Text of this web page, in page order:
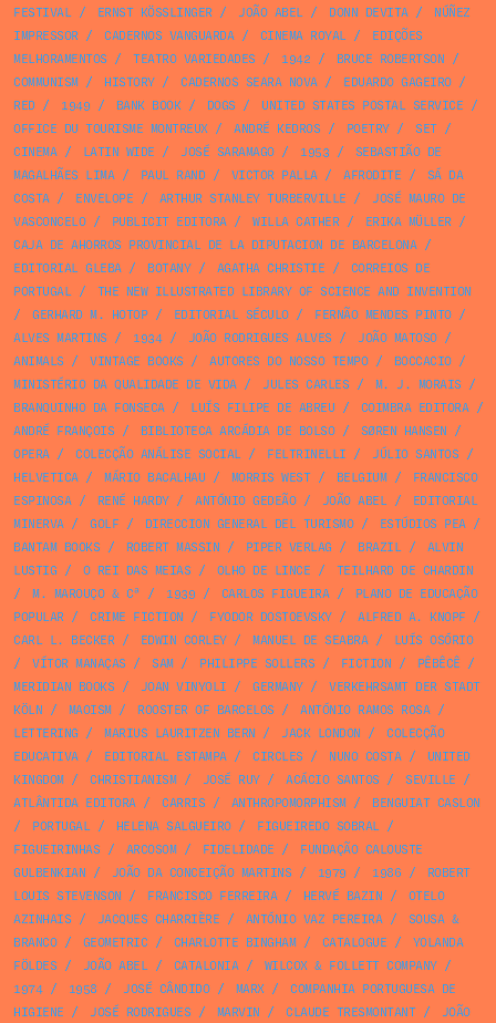
FESTIVAL/ ERNST KÖSSLINGER / JOÃO ABEL/ DONN DEVITA/
NÚÑEZ
IMPRESSOR/ CADERNOS VANGUARDA/ CINEMA ROYAL/
EDIÇÕES
MELHORAMENTOS / TEATRO VARIEDADES / 1942 / BRUCE ROBERTSON /
COMMUNISM/ HISTORY/ CADERNOS SEARA NOVA/ EDUARDO GAGEIRO/
RED/ 1949 / BANK BOOK/ DOGS / UNITED STATES POSTAL SERVICE /
OFFICE DU TOURISME MONTREUX/ ANDRÉ KEDROS / POETRY/ SET/
CINEMA/ LATIN WIDE / JOSÉ SARAMAGO/ 1953 /
SEBASTIÃO DE
MAGALHÃES LIMA/ PAUL RAND/ VICTOR PALLA/ AFRODITE /
SÁ DA
COSTA/ ENVELOPE / ARTHUR STANLEY TURBERVILLE /
JOSÉ MAURO DE
VASCONCELO/ PUBLICIT EDITORA/ WILLA CATHER/ ERIKA MÜLLER/
CAJA DE AHORROS PROVINCIAL DE LA DIPUTACION DE BARCELONA/
EDITORIAL GLEBA/ BOTANY/ AGATHA CHRISTIE /
CORREIOS DE
PORTUGAL/
THE NEW ILLUSTRATED LIBRARY OF SCIENCE AND INVENTION
/
GERHARD M. HOTOP/ EDITORIAL SÉCULO/ FERNÃO MENDES PINTO/
ALVES MARTINS / 1934/ JOÃO RODRIGUES ALVES / JOÃO MATOSO/
ANIMALS / VINTAGE BOOKS / AUTORES DO NOSSO TEMPO/ BOCCACIO/
MINISTÉRIO DA QUALIDADE DE VIDA/ JULES CARLES / M. J. MORAIS /
BRANQUINHO DA FONSECA/ LUÍS FILIPE DE ABREU / COIMBRA EDITORA/
ANDRÉ FRANÇOIS / BIBLIOTECA ARCÁDIA DE BOLSO/ SØREN HANSEN /
OPERA/ COLECÇÃO ANÁLISE SOCIAL/ FELTRINELLI / JÚLIO SANTOS /
HELVETICA/ MÁRIO BACALHAU / MORRIS WEST/ BELGIUM/
FRANCISCO
ESPINOSA/ RENÉ HARDY/ ANTÓNIO GEDEÃO/ JOÃO ABEL/
EDITORIAL
MINERVA/ GOLF / DIRECCION GENERAL DEL TURISMO/ ESTÚDIOS PEA/
BANTAM BOOKS / ROBERT MASSIN / PIPER VERLAG / BRAZIL/
ALVIN
LUSTIG / O REI DAS MEIAS / OLHO DE LINCE /
TEILHARD DE CHARDIN
/
M. MAROUÇO & Cª / 1939 / CARLOS FIGUEIRA/
PLANO DE EDUCAÇÃO
POPULAR/ CRIME FICTION / FYODOR DOSTOEVSKY/ ALFRED A. KNOPF /
CARL L. BECKER/ EDWIN CORLEY/ MANUEL DE SEABRA/
LUÍS OSÓRIO
/
VÍTOR MANAÇAS / SAM/ PHILIPPE SOLLERS / FICTION / PÊBÊCÊ /
MERIDIAN BOOKS / JOAN VINYOLI / GERMANY/
VERKEHRSAMT DER STADT
KÖLN / MAOISM/ ROOSTER OF BARCELOS / ANTÓNIO RAMOS ROSA/
LETTERING / MARIUS LAURITZEN BERN / JACK LONDON /
COLECÇÃO
EDUCATIVA/ EDITORIAL ESTAMPA/ CIRCLES / NUNO COSTA/
UNITED
KINGDOM/ CHRISTIANISM/ JOSÉ RUY/ ACÁCIO SANTOS / SEVILLE /
ATLÂNTIDA EDITORA/ CARRIS / ANTHROPOMORPHISM/
BENGUIAT CASLON
/
PORTUGAL/ HELENA SALGUEIRO/ FIGUEIREDO SOBRAL/
FIGUEIRINHAS / ARCOSOM/ FIDELIDADE /
FUNDAÇÃO CALOUSTE
GULBENKIAN / JOÃO DA CONCEIÇÃO MARTINS / 1979 / 1986 /
ROBERT
LOUIS STEVENSON / FRANCISCO FERREIRA/ HERVÉ BAZIN /
OTELO
AZINHAIS / JACQUES CHARRIÈRE / ANTÓNIO VAZ PEREIRA/
SOUSA &
BRANCO/ GEOMETRIC / CHARLOTTE BINGHAM/ CATALOGUE /
YOLANDA
FÖLDES / JOÃO ABEL/ CATALONIA/ WILCOX & FOLLETT COMPANY/
1974/ 1958 / JOSÉ CÂNDIDO/ MARX/
COMPANHIA PORTUGUESA DE
HIGIENE / JOSÉ RODRIGUES / MARVIN / CLAUDE TRESMONTANT/
JOÃO